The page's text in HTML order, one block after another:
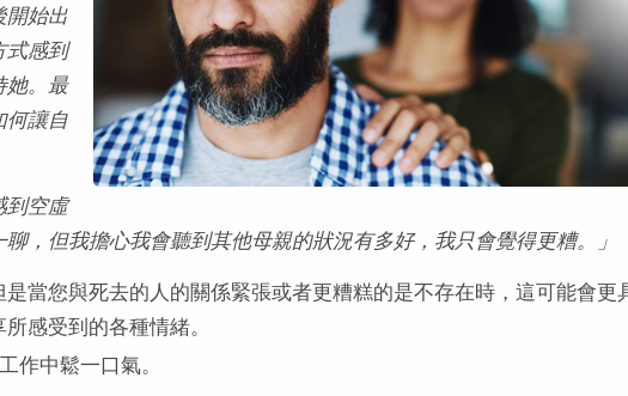
開始出
式感到
她。最
何讓自
到空虛
，但我擔心我會聽到其他母親的狀況有多好，我只會覺得更糟。」
當您與死去的人的關係緊張或者更糟糕的是不存在時，這可能會更
感受到的各種情緒。
作中鬆一口氣。